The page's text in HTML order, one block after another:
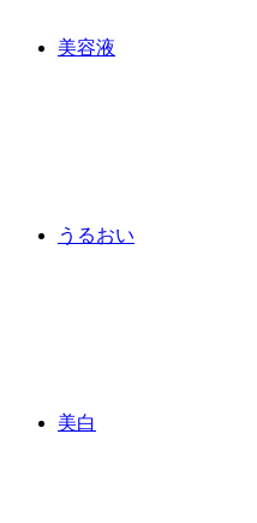
美容液
うるおい
美白